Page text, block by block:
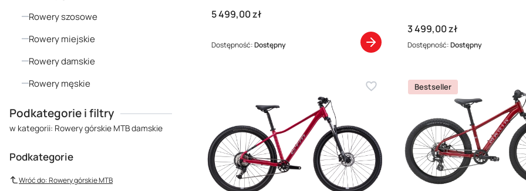
Rowery szosowe
Rowery miejskie
Rowery damskie
Rowery męskie
Podkategorie i filtry
w kategorii: Rowery górskie MTB damskie
Podkategorie
Wróć do: Rowery górskie MTB
Cena
5 499,00 zł
Dostępność:Dostępny
Cena
3 499,00 zł
Dostępność:Dostępny
Bestseller